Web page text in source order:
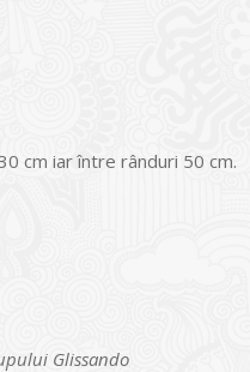
cm iar între rânduri 50 cm.
Glissando